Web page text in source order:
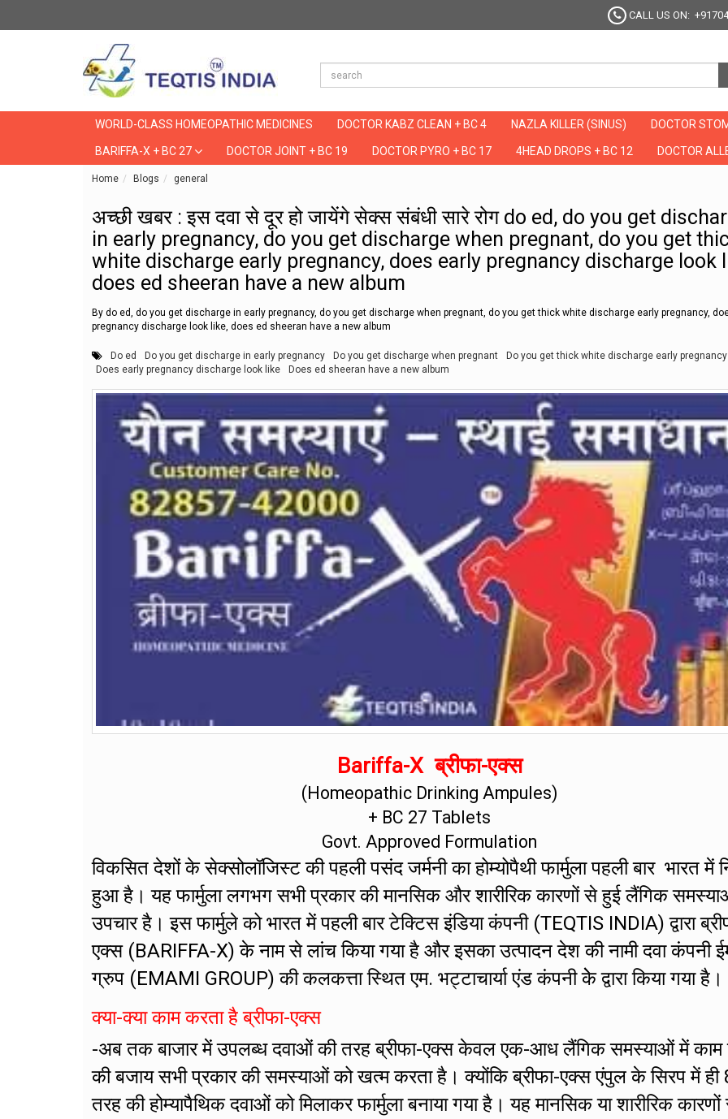
CALL US ON:
WORLD-CLASS HOMEOPATHIC MEDICINES DOCTOR KABZ CLEAN + BC 4 NAZLA KILLER (SINUS) DOCTOR
BARIFFA-X + BC 27 DOCTOR JOINT + BC 19 DOCTOR PYRO + BC 17 4HEAD DROPS + BC 12 DOCTOR
Home Blogs general
अच्छी खबर : इस दवा से दूर हो जायेंगे सेक्स संबंधी सारे रोग do ed, do you get
in early pregnancy, do you get discharge when pregnant, do you get
white discharge early pregnancy, does early pregnancy discharge look
does ed sheeran have a new album
By do ed, do you get discharge in early pregnancy, do you get discharge when pregnant, do you get thick white discharge early pregnancy,
pregnancy discharge look like, does ed sheeran have a new album
Do ed Do you get discharge in early pregnancy Do you get discharge when pregnant
Do you get thick white discharge early pregnancy
Does early pregnancy discharge look like
Does ed sheeran have a new album
Bariffa-X ब्रीफा-एक्स
(Homeopathic Drinking Ampules)
+ BC 27 Tablets
Govt. Approved Formulation
विकसित देशों के सेक्सोलॉजिस्ट की पहली पसंद जर्मनी का होम्योपैथी फार्मुला पहली बार भारत में
हुआ है। यह फार्मुला लगभग सभी प्रकार की मानसिक और शारीरिक कारणों से हुई लैंगिक
उपचार है। इस फार्मुले को भारत में पहली बार टेक्टिस इंडिया कंपनी (TEQTIS INDIA) द्वारा
एक्स (BARIFFA-X) के नाम से लांच किया गया है और इसका उत्पादन देश की नामी दवा कंपनी
ग्रुप (EMAMI GROUP) की कलकत्ता स्थित एम. भट्टाचार्या एंड कंपनी केे द्वारा किया गया है।
क्या-क्या काम करता है ब्रीफा-एक्स
-अब तक बाजार में उपलब्ध दवाओं की तरह ब्रीफा-एक्स केवल एक-आध लैंगिक समस्याओं में
की बजाय सभी प्रकार की समस्याओं को खत्म करता है। क्योंकि ब्रीफा-एक्स एंपुल के सिरप में ही
तरह की होम्यापैथिक दवाओं को मिलाकर फार्मुला बनाया गया है। यह मानसिक या शारीरिक